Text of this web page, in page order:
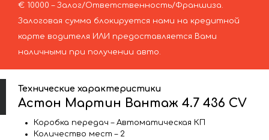
€ 10000 – Залог/Ответственность/Франшиза.
Залоговая сумма блокируется нами на кредитной
карте водителя ИЛИ предоставляется Вами
наличными при получении авто.
Технические характеристики
Астон Мартин Вантаж 4.7 436 CV
Коробка передач – Автоматическая КП
Количество мест – 2